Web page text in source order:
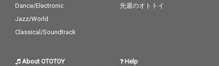
Dance/Electronic
Jazz/World
Classical/Soundtrack
先週のオトトイ
About OTOTOY Help